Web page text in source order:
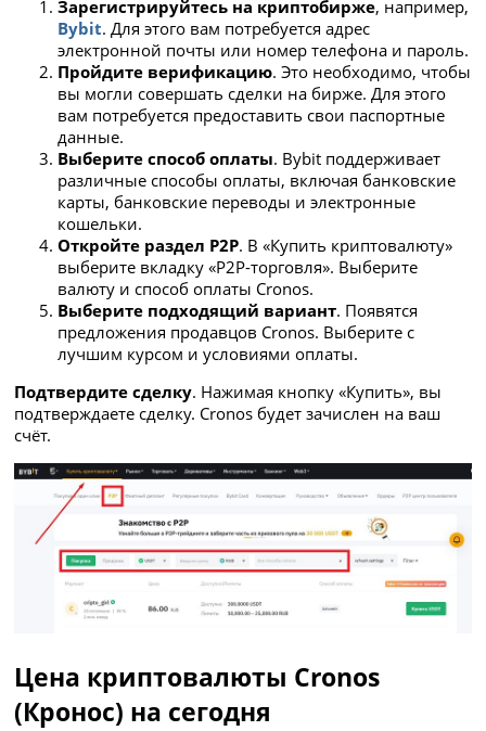
Зарегистрируйтесь на криптобирже, например,
Bybit. Для этого вам потребуется адрес
электронной почты или номер телефона и пароль.
Пройдите верификацию. Это необходимо, чтобы
вы могли совершать сделки на бирже. Для этого
вам потребуется предоставить свои паспортные
данные.
Выберите способ оплаты. Bybit поддерживает
различные способы оплаты, включая банковские
карты, банковские переводы и электронные
кошельки.
Откройте раздел P2P. В «Купить криптовалюту»
выберите вкладку «P2P-торговля». Выберите
валюту и способ оплаты Cronos.
Выберите подходящий вариант. Появятся
предложения продавцов Cronos. Выберите с
лучшим курсом и условиями оплаты.
Подтвердите сделку. Нажимая кнопку «Купить», вы
подтверждаете сделку. Cronos будет зачислен на ваш
счёт.
Цена криптовалюты Cronos
(Кронос) на сегодня